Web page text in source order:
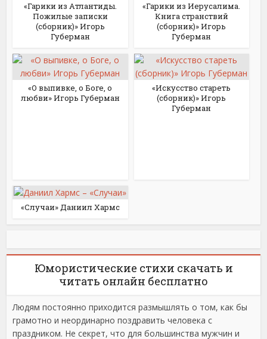
«Гарики из Атлантиды.
Пожилые записки
(сборник)» Игорь
Губерман
«Гарики из Иерусалима.
Книга странствий
(сборник)» Игорь
Губерман
«О выпивке, о Боге, о
любви» Игорь Губерман
«Искусство стареть
(сборник)» Игорь
Губерман
«Случаи» Даниил Хармс
Юмористические стихи скачать и
читать онлайн бесплатно
Людям постоянно приходится размышлять о том, как бы
грамотно и неординарно поздравить человека с
праздником. Не секрет, что для большинства мужчин и